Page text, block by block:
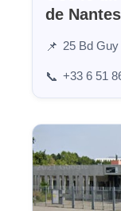
de
📌 25 Bd
📞 +33 6 51